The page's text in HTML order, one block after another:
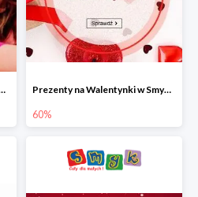
w Smyku do -60% Prezenty na Walentynki w Smyku do -60%
60%